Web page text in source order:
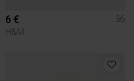
6 €
36
H&M